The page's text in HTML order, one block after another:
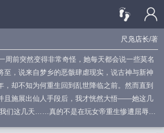
尺凫店长/著
周前突然变得非常奇怪，她每天都会说一些莫名
至，说来自梦乡的恶骸肆虐现实，说古神与新神
却不知为何重生回到乱世降临之前。然而直到
且施展出仙人手段后，我才恍然大悟——她这几
们这几天……真的不是在玩女帝重生惨遭屈辱的